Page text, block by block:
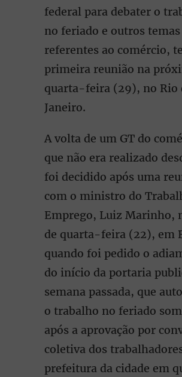
federal para debater o
no feriado e outros temas
referentes ao comércio,
primeira reunião na
quarta-feira (29), no Rio
Janeiro.
A volta de um GT do
que não era realizado
foi decidido após uma
com o ministro do
Emprego, Luiz Marinho,
de quarta-feira (22), em
quando foi pedido o
do início da portaria
semana passada, que
o trabalho no feriado
após a aprovação por
coletiva dos
prefeitura da cidade em